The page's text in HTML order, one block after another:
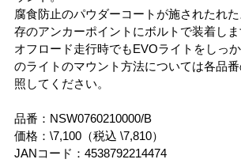
腐食防止のパウダーコートが施されたれ
存のアンカーポイントにボルトで装着しま
オフロード走行時でもEVOライトをしっ
のライトのマウント方法については各品
照してください。
品番：NSW0760210000/B
価格：\7,100（税込 \7,810）
JANコード：4538792214474